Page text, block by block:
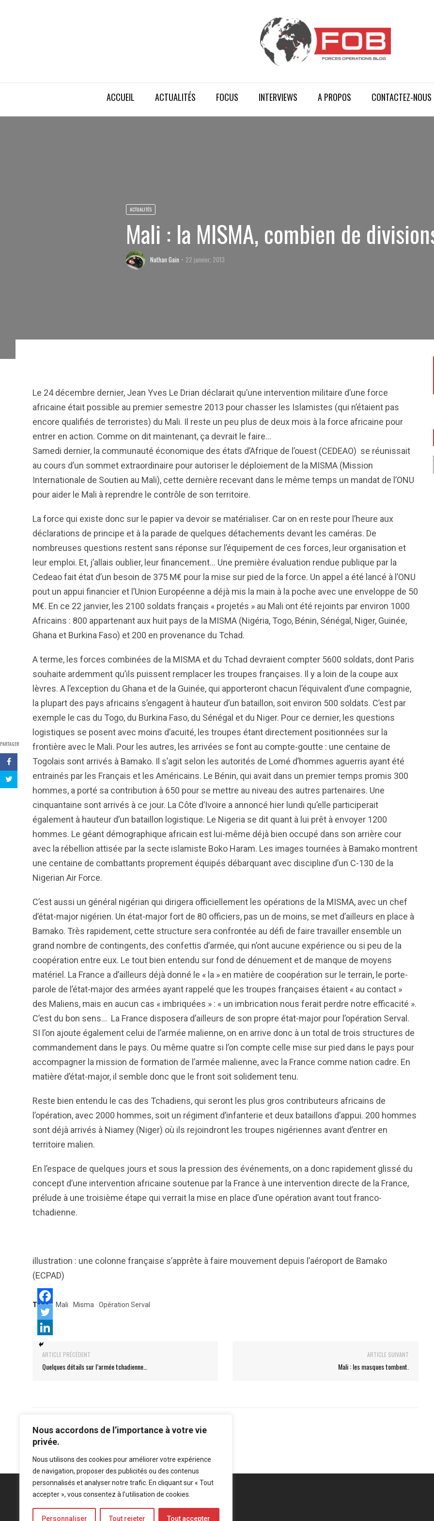
Nous accordons de l’importance à votre vie
privée.
Nous utilisons des cookies pour améliorer votre expérience
de navigation, proposer des publicités ou des contenus
personnalisés et analyser notre trafic. En cliquant sur « Tout
accepter », vous consentez à l’utilisation de cookies.
Personnaliser Tout rejeter Tout accepter
ACCUEIL ACTUALITÉS FOCUS INTERVIEWS A PROPOS CONTACTEZ-NOUS
ACTUALITÉS
Mali : la MISMA, combien de
Nathan Gain 22 janvier, 2013
PARTAGER
Le 24 décembre dernier, Jean Yves Le Drian déclarait qu’une intervention militaire d’une force
africaine était possible au premier semestre 2013 pour chasser les Islamistes (qui n’étaient pas
encore qualifiés de terroristes) du Mali. Il reste un peu plus de deux mois à la force africaine pour
entrer en action. Comme on dit maintenant, ça devrait le faire…
Samedi dernier, la communauté économique des états d’Afrique de l’ouest (CEDEAO) se réunissait
au cours d’un sommet extraordinaire pour autoriser le déploiement de la MISMA (Mission
Internationale de Soutien au Mali), cette dernière recevant dans le même temps un mandat de l’ONU
pour aider le Mali à reprendre le contrôle de son territoire.
La force qui existe donc sur le papier va devoir se matérialiser. Car on en reste pour l’heure aux
déclarations de principe et à la parade de quelques détachements devant les caméras. De
nombreuses questions restent sans réponse sur l’équipement de ces forces, leur organisation et
leur emploi. Et, j’allais oublier, leur financement… Une première évaluation rendue publique par la
Cedeao fait état d’un besoin de 375 M€ pour la mise sur pied de la force. Un appel a été lancé à l’ONU
pout un appui financier et l’Union Européenne a déjà mis la main à la poche avec une enveloppe de 50
M€. En ce 22 janvier, les 2100 soldats français « projetés » au Mali ont été rejoints par environ 1000
Africains : 800 appartenant aux huit pays de la MISMA (Nigéria, Togo, Bénin, Sénégal, Niger, Guinée,
Ghana et Burkina Faso) et 200 en provenance du Tchad.
A terme, les forces combinées de la MISMA et du Tchad devraient compter 5600 soldats, dont Paris
souhaite ardemment qu’ils puissent remplacer les troupes françaises. Il y a loin de la coupe aux
lèvres. A l’exception du Ghana et de la Guinée, qui apporteront chacun l’équivalent d’une compagnie,
la plupart des pays africains s’engagent à hauteur d’un bataillon, soit environ 500 soldats. C’est par
exemple le cas du Togo, du Burkina Faso, du Sénégal et du Niger. Pour ce dernier, les questions
logistiques se posent avec moins d’acuité, les troupes étant directement positionnées sur la
frontière avec le Mali. Pour les autres, les arrivées se font au compte-goutte : une centaine de
Togolais sont arrivés à Bamako. Il s’agit selon les autorités de Lomé d’hommes aguerris ayant été
entrainés par les Français et les Américains. Le Bénin, qui avait dans un premier temps promis 300
hommes, a porté sa contribution à 650 pour se mettre au niveau des autres partenaires. Une
cinquantaine sont arrivés à ce jour. La Côte d’Ivoire a annoncé hier lundi qu’elle participerait
également à hauteur d’un bataillon logistique. Le Nigeria se dit quant à lui prêt à envoyer 1200
hommes. Le géant démographique africain est lui-même déjà bien occupé dans son arrière cour
avec la rébellion attisée par la secte islamiste Boko Haram. Les images tournées à Bamako montrent
une centaine de combattants proprement équipés débarquant avec discipline d’un C-130 de la
Nigerian Air Force.
C’est aussi un général nigérian qui dirigera officiellement les opérations de la MISMA, avec un chef
d’état-major nigérien. Un état-major fort de 80 officiers, pas un de moins, se met d’ailleurs en place à
Bamako. Très rapidement, cette structure sera confrontée au défi de faire travailler ensemble un
grand nombre de contingents, des confettis d’armée, qui n’ont aucune expérience ou si peu de la
coopération entre eux. Le tout bien entendu sur fond de dénuement et de manque de moyens
matériel. La France a d’ailleurs déjà donné le « la » en matière de coopération sur le terrain, le porte-
parole de l’état-major des armées ayant rappelé que les troupes françaises étaient « au contact »
des Maliens, mais en aucun cas « imbriquées » : « un imbrication nous ferait perdre notre efficacité ».
C’est du bon sens… La France disposera d’ailleurs de son propre état-major pour l’opération Serval.
SI l’on ajoute également celui de l’armée malienne, on en arrive donc à un total de trois structures de
commandement dans le pays. Ou même quatre si l’on compte celle mise sur pied dans le pays pour
accompagner la mission de formation de l’armée malienne, avec la France comme nation cadre. En
matière d’état-major, il semble donc que le front soit solidement tenu.
Reste bien entendu le cas des Tchadiens, qui seront les plus gros contributeurs africains de
l’opération, avec 2000 hommes, soit un régiment d’infanterie et deux bataillons d’appui. 200 hommes
sont déjà arrivés à Niamey (Niger) où ils rejoindront les troupes nigériennes avant d’entrer en
territoire malien.
En l’espace de quelques jours et sous la pression des événements, on a donc rapidement glissé du
concept d’une intervention africaine soutenue par la France à une intervention directe de la France,
prélude à une troisième étape qui verrait la mise en place d’une opération avant tout franco-
tchadienne.
illustration : une colonne française s’apprête à faire mouvement depuis l’aéroport de Bamako
(ECPAD)
Tags: Mali Misma Opération Serval
ARTICLE PRÉCÉDENT
Quelques détails sur l’armée tchadienne…
ARTICLE SUIVANT
Mali : les masques tombent.